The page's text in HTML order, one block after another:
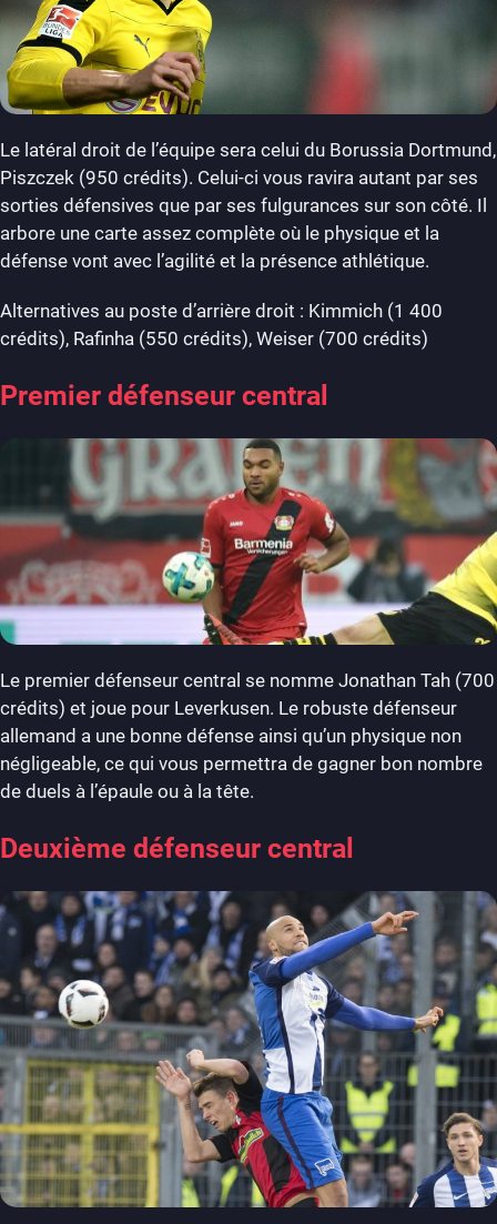
Le latéral droit de l’équipe sera celui du Borussia Dortmund,
Piszczek (950 crédits). Celui-ci vous ravira autant par ses
sorties défensives que par ses fulgurances sur son côté. Il
arbore une carte assez complète où le physique et la
défense vont avec l’agilité et la présence athlétique.
Alternatives au poste d’arrière droit : Kimmich (1 400
crédits), Rafinha (550 crédits), Weiser (700 crédits)
Premier défenseur central
Le premier défenseur central se nomme Jonathan Tah (700
crédits) et joue pour Leverkusen. Le robuste défenseur
allemand a une bonne défense ainsi qu’un physique non
négligeable, ce qui vous permettra de gagner bon nombre
de duels à l’épaule ou à la tête.
Deuxième défenseur central